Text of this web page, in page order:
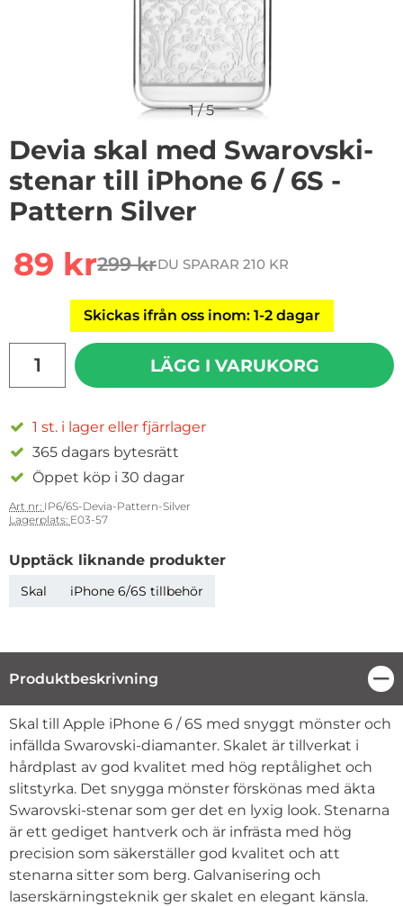
1/5
Devia skal med Swarovski-
stenar till iPhone 6 / 6S -
Pattern Silver
rea pris
89 krtidigare pris
299 krDU SPARAR 210 KR
Skickas ifrån oss inom: 1-2 dagar
LÄGG I VARUKORG
1 st. i lager eller fjärrlager
365 dagars bytesrätt
Öppet köp i 30 dagar
Art nr: IP6/6S-Devia-Pattern-Silver
Lagerplats: E03-57
Upptäck liknande produkter
Skal iPhone 6/6S tillbehör
Produktbeskrivning
Produktbeskrivning
Skal till Apple iPhone 6 / 6S med snyggt mönster och
infällda Swarovski-diamanter. Skalet är tillverkat i
hårdplast av god kvalitet med hög reptålighet och
slitstyrka. Det snygga mönster förskönas med äkta
Swarovski-stenar som ger det en lyxig look. Stenarna
är ett gediget hantverk och är infrästa med hög
precision som säkerställer god kvalitet och att
stenarna sitter som berg. Galvanisering och
laserskärningsteknik ger skalet en elegant känsla.